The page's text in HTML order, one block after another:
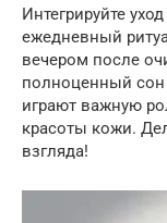
Интегрируйте
ежедневный
вечером после
полноценный сон
играют важную
красоты кожи.
взгляда!